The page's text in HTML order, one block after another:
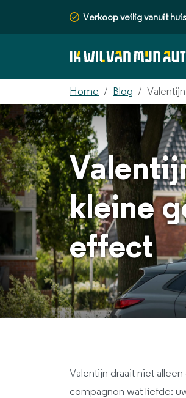
Verkoop veilig vanuit huis
Home Blog
kleine
effect
Valentijn draait niet
compagnon wat liefde: